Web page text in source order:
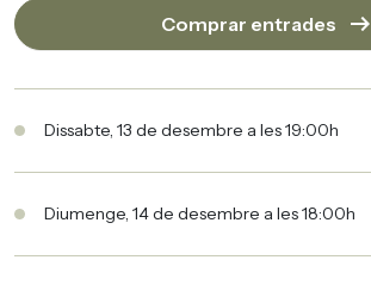
Comprar entrades arrow_right_alt
Dissabte, 13 de desembre a les 19:00h
Diumenge, 14 de desembre a les 18:00h